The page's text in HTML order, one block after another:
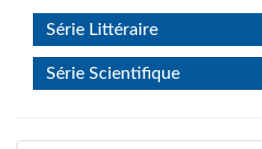
Série Littéraire
Série Scientifique